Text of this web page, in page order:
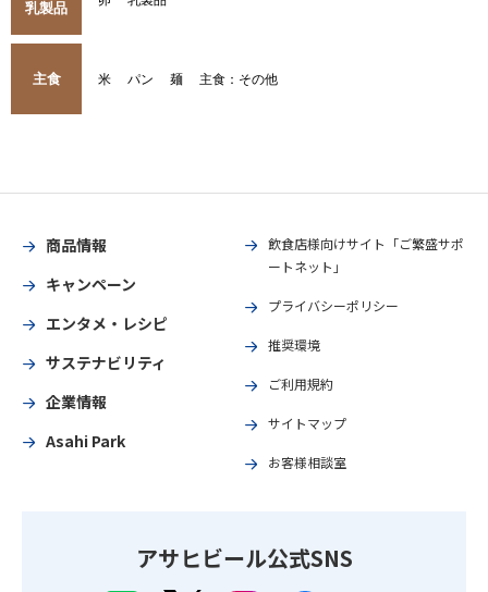
乳製品
主食 米 パン 麺 主食：その他
商品情報
キャンペーン
エンタメ・レシピ
サステナビリティ
企業情報
Asahi Park
飲食店様向けサイト「ご繁盛サポ
ートネット」
プライバシーポリシー
推奨環境
ご利用規約
サイトマップ
お客様相談室
アサヒビール公式SNS